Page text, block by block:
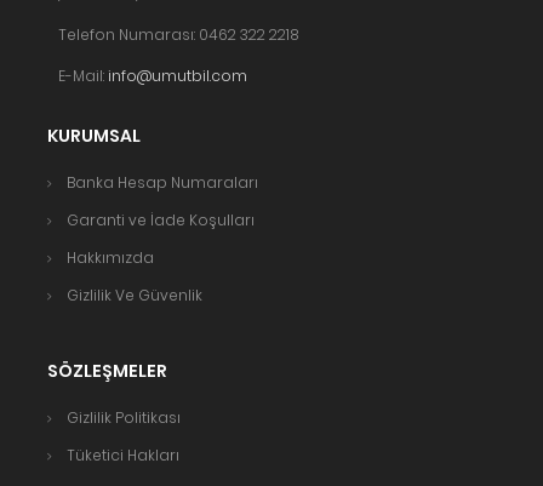
Telefon Numarası: 0462 322 2218
E-Mail: info@umutbil.com
KURUMSAL
Banka Hesap Numaraları
Garanti ve İade Koşulları
Hakkımızda
Gizlilik Ve Güvenlik
SÖZLEŞMELER
Gizlilik Politikası
Tüketici Hakları